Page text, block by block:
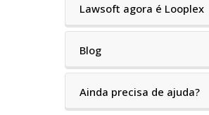
Lawsoft agora é Looplex
Blog
Ainda precisa de ajuda?